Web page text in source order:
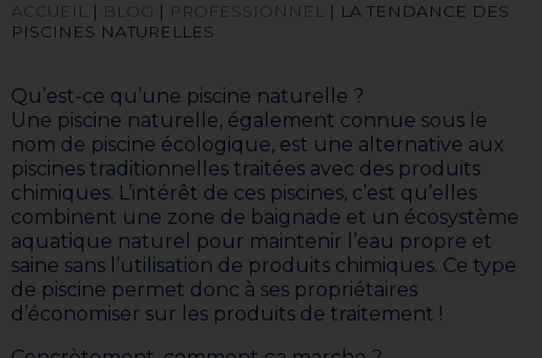
ACCUEIL | BLOG | PROFESSIONNEL | LA TENDANCE DES
PISCINES NATURELLES
Qu’est-ce qu’une piscine naturelle ?
Une piscine naturelle, également connue sous le
nom de piscine écologique, est une alternative aux
piscines traditionnelles traitées avec des produits
chimiques. L’intérêt de ces piscines, c’est qu’elles
combinent une zone de baignade et un écosystème
aquatique naturel pour maintenir l’eau propre et
saine sans l’utilisation de produits chimiques. Ce type
de piscine permet donc à ses propriétaires
d’économiser sur les produits de traitement !